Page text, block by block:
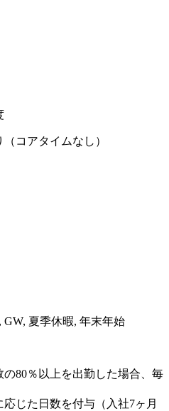
コアタイムなし）
夏季休暇, 年末年始
80％以上を出勤した場合、毎
じた日数を付与（入社7ヶ月